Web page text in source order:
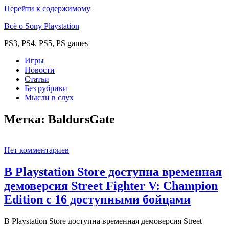
Перейти к содержимому
Всё о Sony Playstation
PS3, PS4. PS5, PS games
Игры
Новости
Статьи
Без рубрики
Мысли в слух
Метка: BaldursGate
Нет комментариев
В Playstation Store доступна временная
демоверсия Street Fighter V: Champion
Edition с 16 доступными бойцами
В Playstation Store доступна временная демоверсия Street